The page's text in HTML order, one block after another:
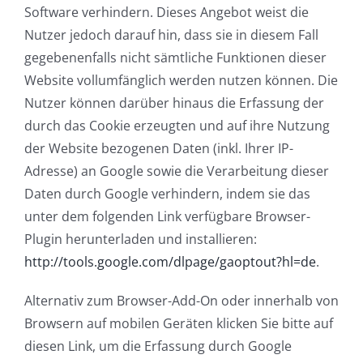
Software verhindern. Dieses Angebot weist die
Nutzer jedoch darauf hin, dass sie in diesem Fall
gegebenenfalls nicht sämtliche Funktionen dieser
Website vollumfänglich werden nutzen können. Die
Nutzer können darüber hinaus die Erfassung der
durch das Cookie erzeugten und auf ihre Nutzung
der Website bezogenen Daten (inkl. Ihrer IP-
Adresse) an Google sowie die Verarbeitung dieser
Daten durch Google verhindern, indem sie das
unter dem folgenden Link verfügbare Browser-
Plugin herunterladen und installieren:
http://tools.google.com/dlpage/gaoptout?hl=de.
Alternativ zum Browser-Add-On oder innerhalb von
Browsern auf mobilen Geräten klicken Sie bitte auf
diesen Link, um die Erfassung durch Google